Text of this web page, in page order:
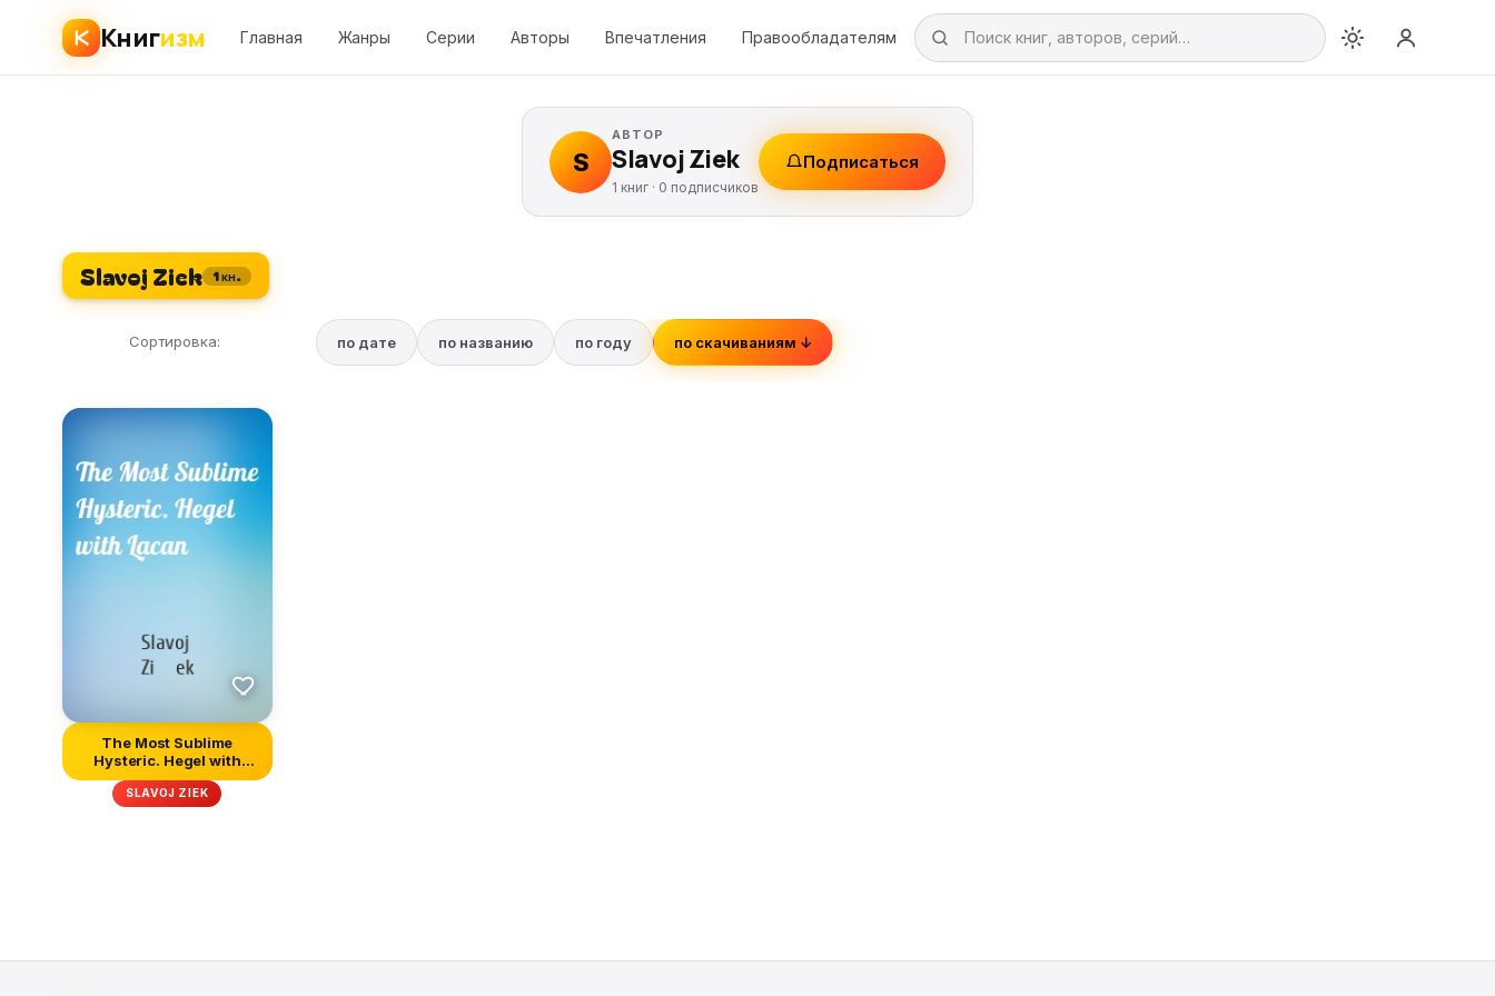
Книгизм Главная Жанры Серии Авторы Впечатления Правообладателям
S
АВТОР
Slavoj Ziek
1 книг · 0 подписчиков
Подписаться
Slavoj Ziek 1 кн.
Сортировка: по дате по названию по году по скачиваниям ↓
The Most Sublime
Hysteric. Hegel with
Lacan
SLAVOJ ZIEK